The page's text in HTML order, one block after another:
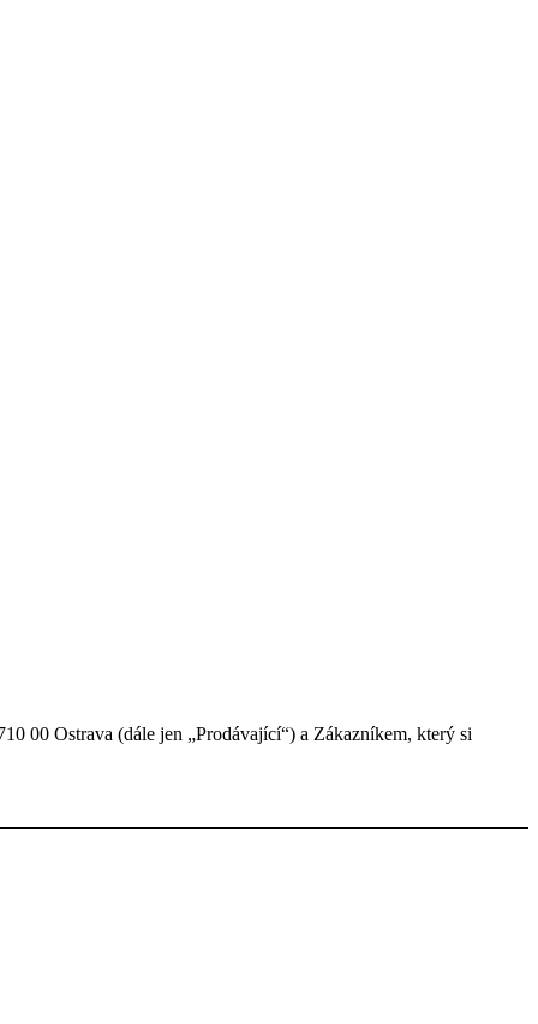
00 Ostrava (dále jen „Prodávající“) a Zákazníkem, který si